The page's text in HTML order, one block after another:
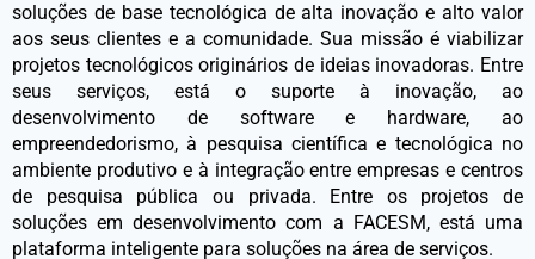
soluções de base tecnológica de alta inovação e alto valor
aos seus clientes e a comunidade. Sua missão é viabilizar
projetos tecnológicos originários de ideias inovadoras. Entre
seus serviços, está o suporte à inovação, ao
desenvolvimento de software e hardware, ao
empreendedorismo, à pesquisa científica e tecnológica no
ambiente produtivo e à integração entre empresas e centros
de pesquisa pública ou privada. Entre os projetos de
soluções em desenvolvimento com a FACESM, está uma
plataforma inteligente para soluções na área de serviços.